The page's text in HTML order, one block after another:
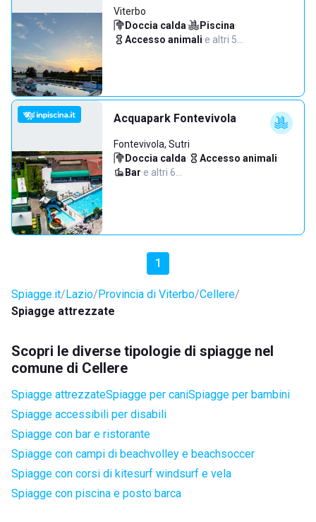
Viterbo
Doccia calda· Piscina·
Accesso animali·e altri 5…
Acquapark Fontevivola
Fontevivola, Sutri
Doccia calda· Accesso animali·
Bar·e altri 6…
1
Spiagge.it Lazio Provincia di Viterbo Cellere
Spiagge attrezzate
Scopri le diverse tipologie di spiagge nel
comune di Cellere
Spiagge attrezzateSpiagge per caniSpiagge per bambini
Spiagge accessibili per disabili
Spiagge con bar e ristorante
Spiagge con campi di beachvolley e beachsoccer
Spiagge con corsi di kitesurf windsurf e vela
Spiagge con piscina e posto barca